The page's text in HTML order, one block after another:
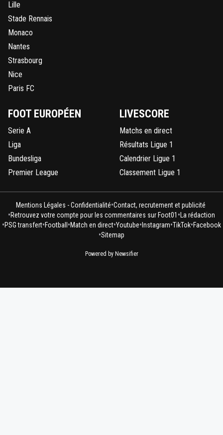
Lille
Stade Rennais
Monaco
Nantes
Strasbourg
Nice
Paris FC
FOOT EUROPÉEN
Serie A
Liga
Bundesliga
Premier League
LIVESCORE
Matchs en direct
Résultats Ligue 1
Calendrier Ligue 1
Classement Ligue 1
Mentions Légales - Confidentialité•Contact, recrutement et publicité
•Retrouvez votre compte pour les commentaires sur Foot01 • La rédaction
•PSG transfert•Football •Match en direct•Youtube• Instagram•TikTok•Facebook
•Sitemap
Powered by Newsifier